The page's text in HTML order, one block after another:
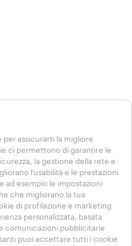
per assicurarti la migliore
ci permettono di garantire le
la gestione della rete e
l’usabilità e le prestazioni
ad esempio le impostazioni
che migliorano la tua
di profilazione e marketing
personalizzata, basata
comunicazioni pubblicitarie
puoi accettare tutti i cookie